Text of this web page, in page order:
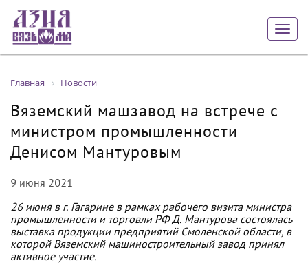
Главная Новости
Вяземский машзавод на встрече с
министром промышленности
Денисом Мантуровым
9 июня 2021
26 июня в г. Гагарине в рамках рабочего визита министра
промышленности и торговли РФ Д. Мантурова состоялась
выставка продукции предприятий Смоленской области, в
которой Вяземский машиностроительный завод принял
активное участие.